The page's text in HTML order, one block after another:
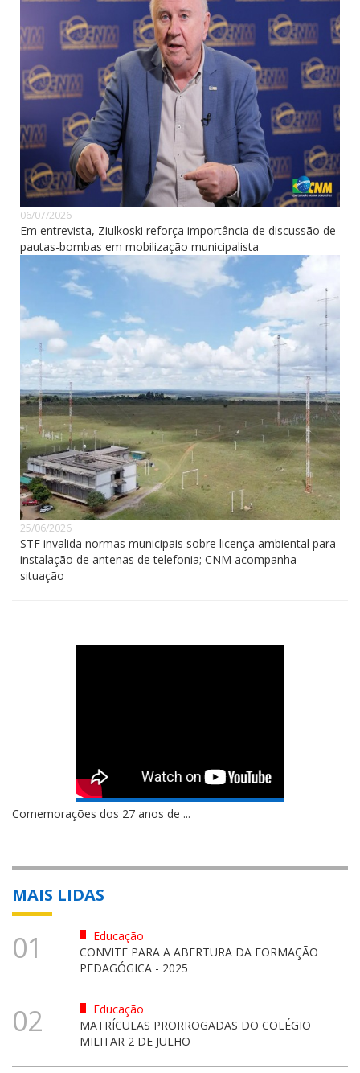
06/07/2026
Em entrevista, Ziulkoski reforça importância de discussão de
pautas-bombas em mobilização municipalista
25/06/2026
STF invalida normas municipais sobre licença ambiental para
instalação de antenas de telefonia; CNM acompanha
situação
Comemorações dos 27 anos de ...
MAIS LIDAS
01
Educação
CONVITE PARA A ABERTURA DA FORMAÇÃO
PEDAGÓGICA - 2025
02
Educação
MATRÍCULAS PRORROGADAS DO COLÉGIO
MILITAR 2 DE JULHO